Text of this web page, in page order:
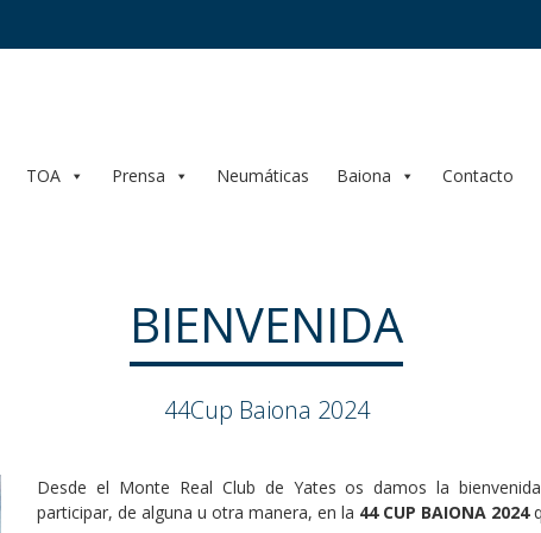
TOA Prensa Neumáticas Baiona Contacto
BIENVENIDA
44Cup Baiona 2024
Desde el Monte Real Club de Yates os damos la
participar, de alguna u otra manera, en la 44 CUP BAIONA 2024